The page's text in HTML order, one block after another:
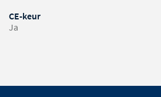
CE-keur
Ja